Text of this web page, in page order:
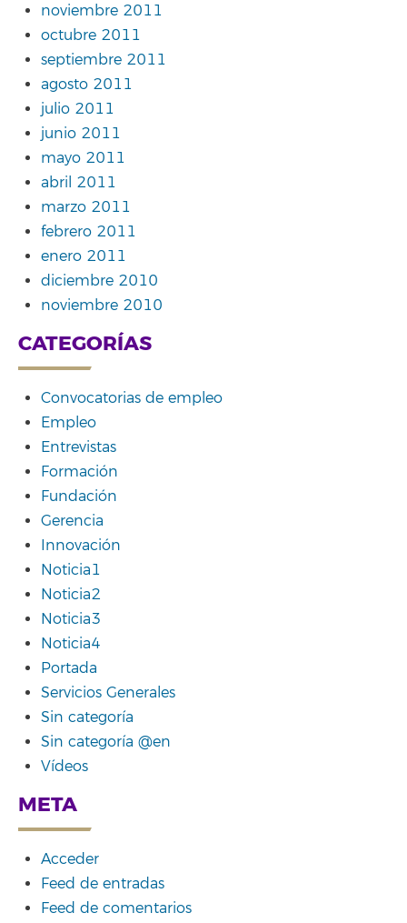
noviembre 2011
octubre 2011
septiembre 2011
agosto 2011
julio 2011
junio 2011
mayo 2011
abril 2011
marzo 2011
febrero 2011
enero 2011
diciembre 2010
noviembre 2010
CATEGORÍAS
Convocatorias de empleo
Empleo
Entrevistas
Formación
Fundación
Gerencia
Innovación
Noticia1
Noticia2
Noticia3
Noticia4
Portada
Servicios Generales
Sin categoría
Sin categoría @en
Vídeos
META
Acceder
Feed de entradas
Feed de comentarios